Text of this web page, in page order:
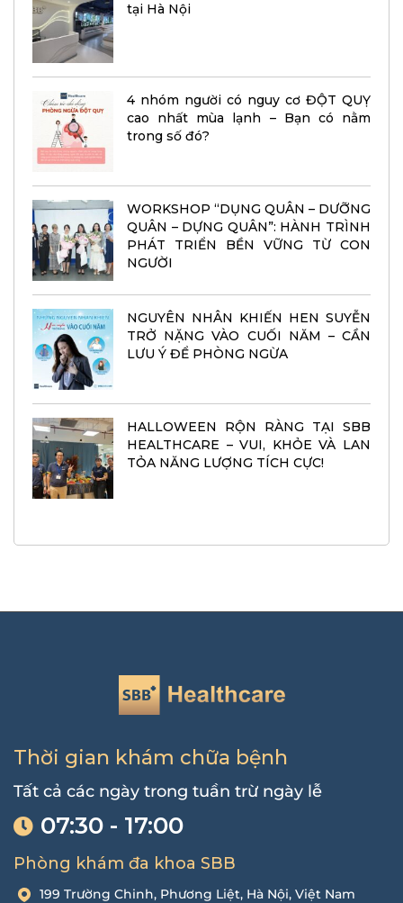
tại Hà Nội
4 nhóm người có nguy cơ ĐỘT QUỴ
cao nhất mùa lạnh – Bạn có nằm
trong số đó?
WORKSHOP “DỤNG QUÂN – DƯỠNG
QUÂN – DỰNG QUÂN”: HÀNH TRÌNH
PHÁT TRIỂN BỀN VỮNG TỪ CON
NGƯỜI
NGUYÊN NHÂN KHIẾN HEN SUYỄN
TRỞ NẶNG VÀO CUỐI NĂM – CẦN
LƯU Ý ĐỂ PHÒNG NGỪA
HALLOWEEN RỘN RÀNG TẠI SBB
HEALTHCARE – VUI, KHỎE VÀ LAN
TỎA NĂNG LƯỢNG TÍCH CỰC!
Thời gian khám chữa bệnh
Tất cả các ngày trong tuần trừ ngày lễ
07:30 - 17:00
Phòng khám đa khoa SBB
199 Trường Chinh, Phương Liệt, Hà Nội, Việt Nam